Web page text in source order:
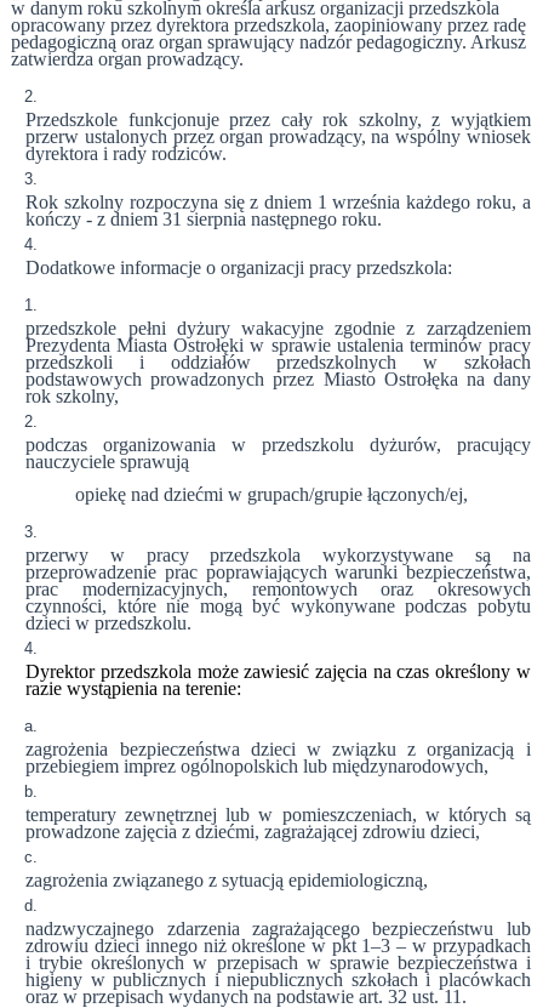
w danym roku szkolnym określa arkusz organizacji przedszkola
opracowany przez dyrektora przedszkola, zaopiniowany przez radę
pedagogiczną oraz organ sprawujący nadzór pedagogiczny. Arkusz
zatwierdza organ prowadzący.
Przedszkole funkcjonuje przez cały rok szkolny, z wyjątkiem
przerw ustalonych przez organ prowadzący, na wspólny wniosek
dyrektora i rady rodziców.
Rok szkolny rozpoczyna się z dniem 1 września każdego roku, a
kończy - z dniem 31 sierpnia następnego roku.
Dodatkowe informacje o organizacji pracy przedszkola:
przedszkole pełni dyżury wakacyjne zgodnie z zarządzeniem
Prezydenta Miasta Ostrołęki w sprawie ustalenia terminów pracy
przedszkoli i oddziałów przedszkolnych w szkołach
podstawowych prowadzonych przez Miasto Ostrołęka na dany
rok szkolny,
podczas organizowania w przedszkolu dyżurów, pracujący
nauczyciele sprawują
opiekę nad dziećmi w grupach/grupie łączonych/ej,
przerwy w pracy przedszkola wykorzystywane są na
przeprowadzenie prac poprawiających warunki bezpieczeństwa,
prac modernizacyjnych, remontowych oraz okresowych
czynności, które nie mogą być wykonywane podczas pobytu
dzieci w przedszkolu.
Dyrektor przedszkola może zawiesić zajęcia na czas określony w
razie wystąpienia na terenie:
zagrożenia bezpieczeństwa dzieci w związku z organizacją i
przebiegiem imprez ogólnopolskich lub międzynarodowych,
temperatury zewnętrznej lub w pomieszczeniach, w których są
prowadzone zajęcia z dziećmi, zagrażającej zdrowiu dzieci,
zagrożenia związanego z sytuacją epidemiologiczną,
nadzwyczajnego zdarzenia zagrażającego bezpieczeństwu lub
zdrowiu dzieci innego niż określone w pkt 1–3 – w przypadkach
i trybie określonych w przepisach w sprawie bezpieczeństwa i
higieny w publicznych i niepublicznych szkołach i placówkach
oraz w przepisach wydanych na podstawie art. 32 ust. 11.